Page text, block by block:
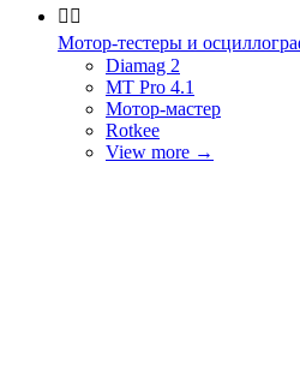
 
Мотор-тестеры и
Diamag 2
MT Pro 4.1
Мотор-мастер
Rotkee
View more →